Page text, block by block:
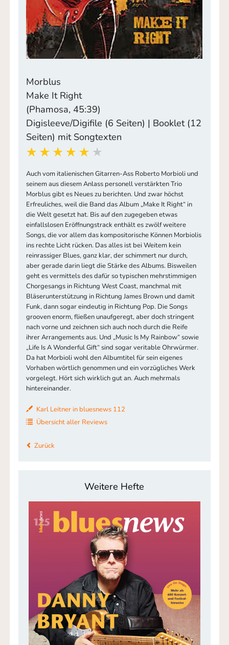
Morblus
Make It Right
(Phamosa, 45:39)
Digisleeve/Digifile (6 Seiten) | Booklet (12
Seiten) mit Songtexten
Auch vom italienischen Gitarren-Ass Roberto Morbioli und
seinem aus diesem Anlass personell verstärkten Trio
Morblus gibt es Neues zu berichten. Und zwar höchst
Erfreuliches, weil die Band das Album „Make It Right“ in
die Welt gesetzt hat. Bis auf den zugegeben etwas
einfallslosen Eröffnungstrack enthält es zwölf weitere
Songs, die vor allem das kompositorische Können Morbiolis
ins rechte Licht rücken. Das alles ist bei Weitem kein
reinrassiger Blues, ganz klar, der schimmert nur durch,
aber gerade darin liegt die Stärke des Albums. Bisweilen
geht es vermittels des dafür so typischen mehrstimmigen
Chorgesangs in Richtung West Coast, manchmal mit
Bläserunterstützung in Richtung James Brown und damit
Funk, dann sogar eindeutig in Richtung Pop. Die Songs
grooven enorm, fließen unaufgeregt, aber doch stringent
nach vorne und zeichnen sich auch noch durch die Reife
ihrer Arrangements aus. Und „Music Is My Rainbow“ sowie
„Life Is A Wonderful Gift“ sind sogar veritable Ohrwürmer.
Da hat Morbioli wohl den Albumtitel für sein eigenes
Vorhaben wörtlich genommen und ein vorzügliches Werk
vorgelegt. Hört sich wirklich gut an. Auch mehrmals
hintereinander.
Karl Leitner in bluesnews 112
Übersicht aller Reviews
Zurück
Weitere Hefte